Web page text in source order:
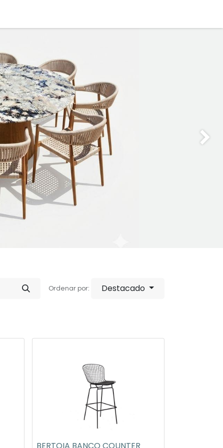
Ordenar por: Destacado
BERTOIA BANCO COUNTER